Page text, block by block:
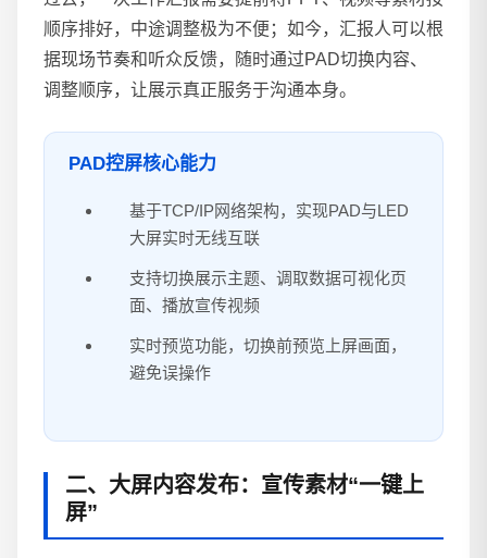
顺序排好，中途调整极为不便；如今，汇报人可以根
据现场节奏和听众反馈，随时通过PAD切换内容、
调整顺序，让展示真正服务于沟通本身。
PAD控屏核心能力
基于TCP/IP网络架构，实现PAD与LED
大屏实时无线互联
支持切换展示主题、调取数据可视化页
面、播放宣传视频
实时预览功能，切换前预览上屏画面，
避免误操作
二、大屏内容发布：宣传素材“一键上
屏”